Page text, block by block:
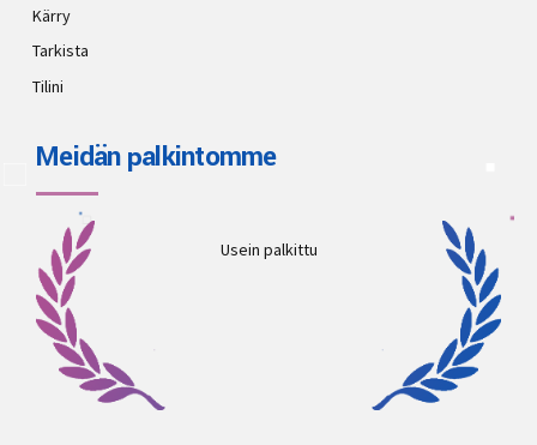
Kärry
Tarkista
Tilini
Meidän palkintomme
Usein palkittu